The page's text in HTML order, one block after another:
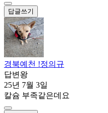
답글쓰기
경북예천 !정의규
답변왕
25년 7월 3일
칼슘 부족같은데요